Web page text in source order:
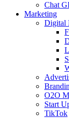
Chat
Marketing
Digital
O2O
Start
TikTok